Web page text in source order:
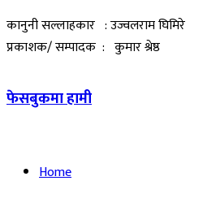
कानुनी सल्लाहकार : उज्वलराम घिमिरे
प्रकाशक/ सम्पादक : कुमार श्रेष्ठ
फेसबुकमा हामी
Home